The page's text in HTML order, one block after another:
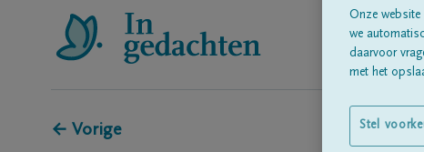
← Vorige
Onze website
we
daarvoor
met het
Stel